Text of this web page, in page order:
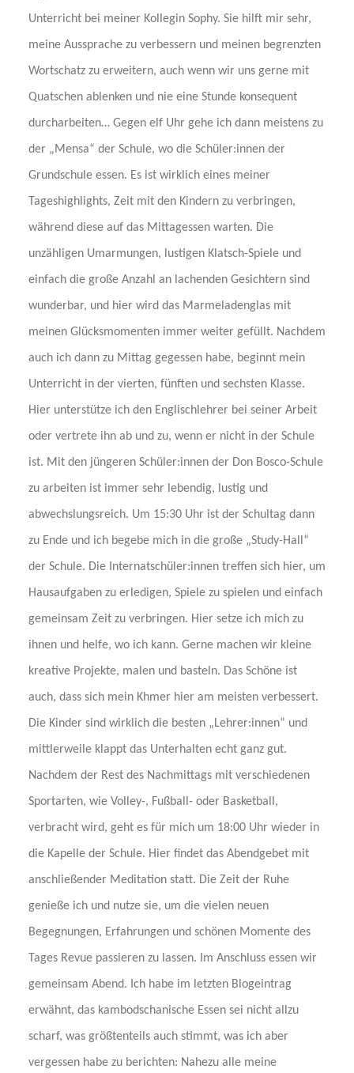
Unterricht bei meiner Kollegin Sophy. Sie hilft mir sehr,
meine Aussprache zu verbessern und meinen begrenzten
Wortschatz zu erweitern, auch wenn wir uns gerne mit
Quatschen ablenken und nie eine Stunde konsequent
durcharbeiten… Gegen elf Uhr gehe ich dann meistens zu
der „Mensa“ der Schule, wo die Schüler:innen der
Grundschule essen. Es ist wirklich eines meiner
Tageshighlights, Zeit mit den Kindern zu verbringen,
während diese auf das Mittagessen warten. Die
unzähligen Umarmungen, lustigen Klatsch-Spiele und
einfach die große Anzahl an lachenden Gesichtern sind
wunderbar, und hier wird das Marmeladenglas mit
meinen Glücksmomenten immer weiter gefüllt. Nachdem
auch ich dann zu Mittag gegessen habe, beginnt mein
Unterricht in der vierten, fünften und sechsten Klasse.
Hier unterstütze ich den Englischlehrer bei seiner Arbeit
oder vertrete ihn ab und zu, wenn er nicht in der Schule
ist. Mit den jüngeren Schüler:innen der Don Bosco-Schule
zu arbeiten ist immer sehr lebendig, lustig und
abwechslungsreich. Um 15:30 Uhr ist der Schultag dann
zu Ende und ich begebe mich in die große „Study-Hall“
der Schule. Die Internatschüler:innen treffen sich hier, um
Hausaufgaben zu erledigen, Spiele zu spielen und einfach
gemeinsam Zeit zu verbringen. Hier setze ich mich zu
ihnen und helfe, wo ich kann. Gerne machen wir kleine
kreative Projekte, malen und basteln. Das Schöne ist
auch, dass sich mein Khmer hier am meisten verbessert.
Die Kinder sind wirklich die besten „Lehrer:innen“ und
mittlerweile klappt das Unterhalten echt ganz gut.
Nachdem der Rest des Nachmittags mit verschiedenen
Sportarten, wie Volley-, Fußball- oder Basketball,
verbracht wird, geht es für mich um 18:00 Uhr wieder in
die Kapelle der Schule. Hier findet das Abendgebet mit
anschließender Meditation statt. Die Zeit der Ruhe
genieße ich und nutze sie, um die vielen neuen
Begegnungen, Erfahrungen und schönen Momente des
Tages Revue passieren zu lassen. Im Anschluss essen wir
gemeinsam Abend. Ich habe im letzten Blogeintrag
erwähnt, das kambodschanische Essen sei nicht allzu
scharf, was größtenteils auch stimmt, was ich aber
vergessen habe zu berichten: Nahezu alle meine